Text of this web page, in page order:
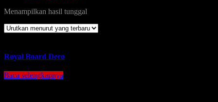
Menampilkan hasil tunggal
Royal Board Deco
Baca selengkapnya